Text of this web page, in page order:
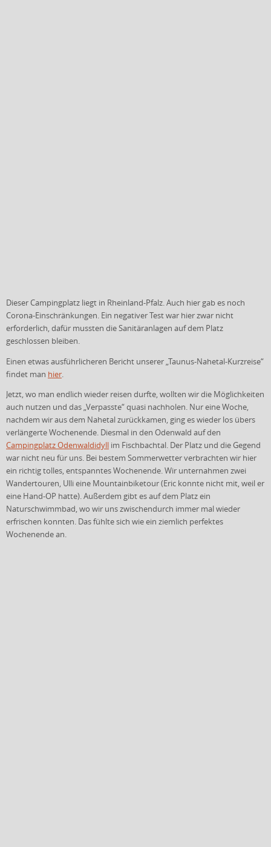
Dieser Campingplatz liegt in Rheinland-Pfalz. Auch hier gab es noch
Corona-Einschränkungen. Ein negativer Test war hier zwar nicht
erforderlich, dafür mussten die Sanitäranlagen auf dem Platz
geschlossen bleiben.
Einen etwas ausführlicheren Bericht unserer „Taunus-Nahetal-Kurzreise“
findet man hier.
Jetzt, wo man endlich wieder reisen durfte, wollten wir die Möglichkeiten
auch nutzen und das „Verpasste“ quasi nachholen. Nur eine Woche,
nachdem wir aus dem Nahetal zurückkamen, ging es wieder los übers
verlängerte Wochenende. Diesmal in den Odenwald auf den
Campingplatz Odenwaldidyll im Fischbachtal. Der Platz und die Gegend
war nicht neu für uns. Bei bestem Sommerwetter verbrachten wir hier
ein richtig tolles, entspanntes Wochenende. Wir unternahmen zwei
Wandertouren, Ulli eine Mountainbiketour (Eric konnte nicht mit, weil er
eine Hand-OP hatte). Außerdem gibt es auf dem Platz ein
Naturschwimmbad, wo wir uns zwischendurch immer mal wieder
erfrischen konnten. Das fühlte sich wie ein ziemlich perfektes
Wochenende an.